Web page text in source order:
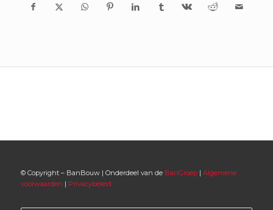
© Copyright – BanBouw | Onderdeel van de BanGroep| Algemene
voorwaarden | Privacybeleid